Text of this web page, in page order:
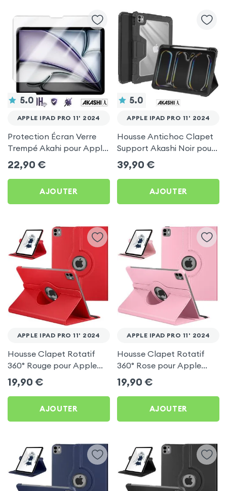
5.0
APPLE IPAD PRO 11' 2024
Protection Écran Verre
Trempé Akahi pour Apple
iPad Pro 11' 2024
22,90 €
AJOUTER
5.0
APPLE IPAD PRO 11' 2024
Housse Antichoc Clapet
Support Akashi Noir pour
Apple iPad Pro 11' 2024
39,90 €
AJOUTER
APPLE IPAD PRO 11' 2024
Housse Clapet Rotatif
360° Rouge pour Apple
iPad Pro 11' 2024
19,90 €
AJOUTER
APPLE IPAD PRO 11' 2024
Housse Clapet Rotatif
360° Rose pour Apple
iPad Pro 11' 2024
19,90 €
AJOUTER